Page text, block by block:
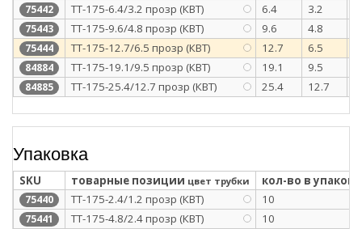
75442 ТТ-175-6.4/3.2 прозр (КВТ) 6.4 3.2
75443 ТТ-175-9.6/4.8 прозр (КВТ) 9.6 4.8
75444 ТТ-175-12.7/6.5 прозр (КВТ) 12.7 6.5
84884 ТТ-175-19.1/9.5 прозр (КВТ) 19.1 9.5
84885 ТТ-175-25.4/12.7 прозр (КВТ) 25.4 12.7
Упаковка
SKU товарные позиции цвет трубки кол-во в
75440 ТТ-175-2.4/1.2 прозр (КВТ) 10
75441 ТТ-175-4.8/2.4 прозр (КВТ) 10